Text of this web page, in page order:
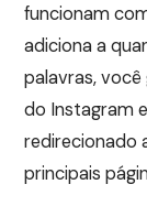
funcionam
adiciona a
palavras,
do Instagram
redirecionado
principais